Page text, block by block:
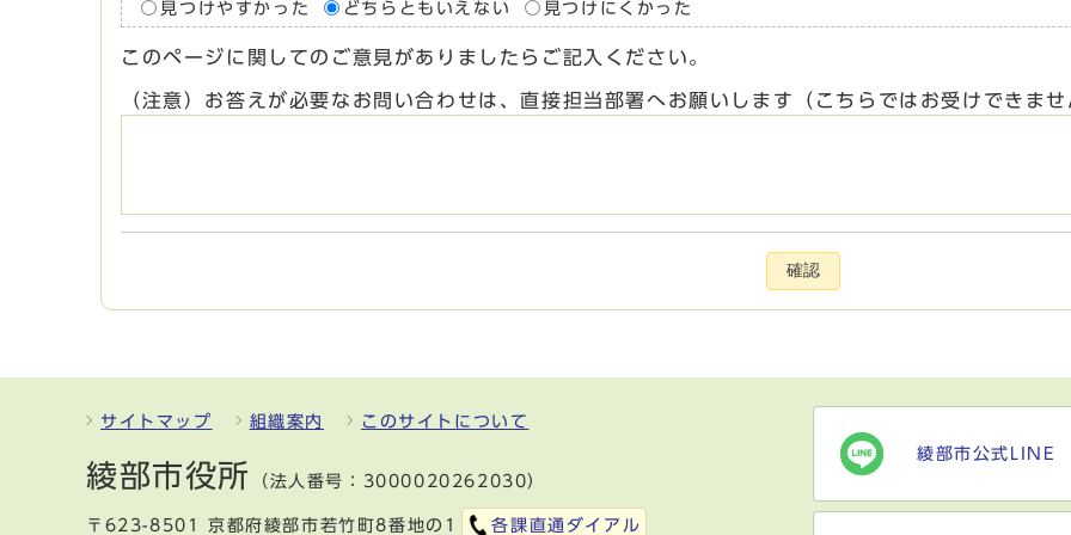
見つけやすかった どちらともいえない 見つけにくかった
このページに関してのご意見がありましたらご記入ください。
（注意）お答えが必要なお問い合わせは、直接担当部署へお願いします（こちらではお受けできま
確認
サイトマップ 組織案内 このサイトについて
綾部市役所 （法人番号：3000020262030）
〒623-8501 京都府綾部市若竹町8番地の1 各課直通ダイアル
綾部市公式LINE